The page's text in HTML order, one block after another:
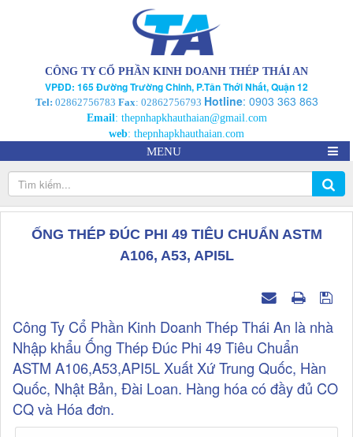
CÔNG TY CỔ PHẦN KINH DOANH THÉP THÁI AN
VPĐD: 165 Đường Trường Chinh, P.Tân Thới Nhất, Quận 12
Tel: 02862756783 Fax: 02862756793 Hotline: 0903 363 863
Email: thepnhapkhauthaian@gmail.com
web: thepnhapkhauthaian.com
MENU
ỐNG THÉP ĐÚC PHI 49 TIÊU CHUẨN ASTM
A106, A53, API5L
Công Ty Cổ Phần Kinh Doanh Thép Thái An là nhà
Nhập khẩu Ống Thép Đúc Phi 49 Tiêu Chuẩn
ASTM A106,A53,API5L Xuất Xứ Trung Quốc, Hàn
Quốc, Nhật Bản, Đài Loan. Hàng hóa có đầy đủ CO
CQ và Hóa đơn.